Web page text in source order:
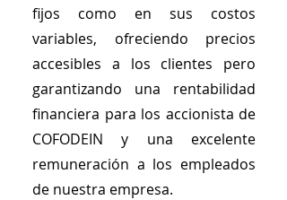
fijos como en sus costos
variables, ofreciendo precios
accesibles a los clientes pero
garantizando una rentabilidad
financiera para los accionista de
COFODEIN y una excelente
remuneración a los empleados
de nuestra empresa.